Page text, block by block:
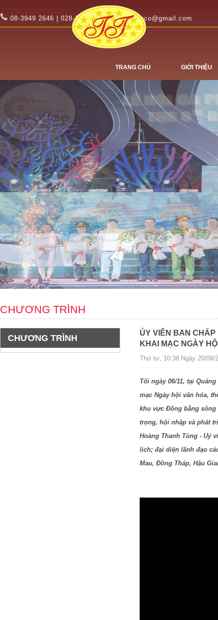
08-3949 2646 | 028-3949 2647 tinhtuco@gmail.com
TRANG CHỦ GIỚI THIỆU
CHƯƠNG TRÌNH
CHƯƠNG TRÌNH
ỦY VIÊN BAN
KHAI MẠC NGÀY
Thứ tư, 10:38 Ngày 20/09/
Tối ngày 06/11, tại
mạc Ngày hội văn hóa,
khu vực Đồng bằng sông
trọng, hội nhập và phát
Hoàng Thanh Tùng - Uỷ
lịch; đại diện lãnh đạo
Mau, Đồng Tháp, Hậu